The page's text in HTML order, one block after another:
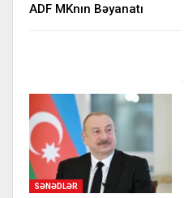
ADF MKnın Bəyanatı
SƏNƏDLƏR